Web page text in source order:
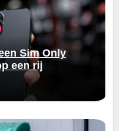
Sim Only
een rij